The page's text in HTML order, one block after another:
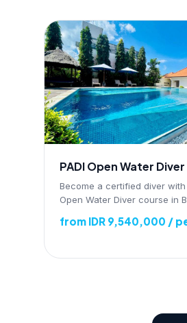
PADI Open Water Diver
Become a certified diver with
Open Water Diver course in
from IDR 9,540,000 /